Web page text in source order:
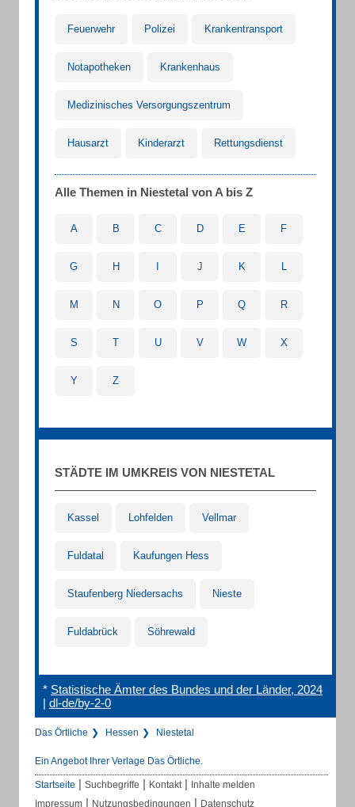
Feuerwehr Polizei Krankentransport
Notapotheken Krankenhaus
Medizinisches Versorgungszentrum
Hausarzt Kinderarzt Rettungsdienst
Alle Themen in Niestetal von A bis Z
A B C D E F
G H J K L
M N O P Q R
S T U V W X
Y Z
STÄDTE IM UMKREIS VON NIESTETAL
Kassel Lohfelden Vellmar
Fuldatal Kaufungen Hess
Staufenberg Niedersachs Nieste
Fuldabrück Söhrewald
* Statistische Ämter des Bundes und der Länder, 2024
| dl-de/by-2-0
Das Örtliche Hessen Niestetal
Ein Angebot Ihrer Verlage Das Örtliche.
Startseite | Suchbegriffe | Kontakt | Inhalte melden
Impressum | Nutzungsbedingungen | Datenschutz